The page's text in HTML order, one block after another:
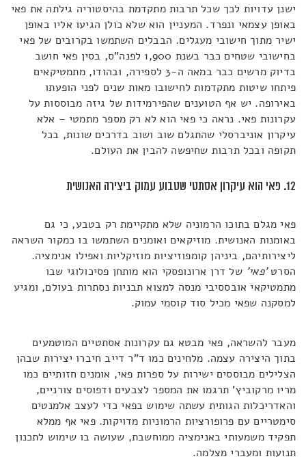
ישנן עדויות לכך שכל תרבות מתקדמת בהיסטוריה גילתה את פאי
באופן עצמאי ונפרד. המעניין הוא שלא כולן הגיעו אליו באופן
ישיר מתוך חישובי מעגלים. הבבלים השתמשו בקרובים של פאי
בחישובי שטחים כבר בשנת 1,900 לפנה"ס, בסין פאי חושב
בדיוק מרשים כבר במאה ה-3 לספירה, ובהודו, מתמטיקאים
פיתחו שיטות מתקדמות לחישובו מאות שנים לפני הופעתו
באירופה. יש אף הטוענים שהפירמידות של גיזה מבוססות על
עקרונות פאי. נראה כי פאי הוא לא רק מספר מתמטי – אלא
עיקרון אוניברסלי שהתגלם שוב ושוב בדרכים שונות, בכל
תקופה ובכל תרבות שחיפשה להבין את העולם.
12. פאי הוא עיקרון אסתטי שטבוע עמוק ביצירה האנושית
פאי מגלם בתוכו הרמוניה שלא מתקיימת רק בטבע, כי גם
באומנות האנושית. מוזיקאים ואומנים השתמשו בו כמקור השראה
ליצירותיהם, ביניהן קומפוזיציות מוזיקליות ואפילו אנימציה.
הסרט'פאי' של דרן ארונופסקי הוא מותחן פסיכולוגי שבו
מתמטיקאי אובססיבי מנסה למצוא תבניות נסתרות בעולם, ומגיע
למסקנה שפאי מכיל סוד קוסמי עמוק.
מעבר להשראה, פאי מבטא גם עקרונות אסתטיים המוטמעים
בתוך היצירה עצמה. מלחינים כמו ד"ר דייב חיברו יצירות שבהן
הצלילים מבוססים ישירות על ספרות פאי, אומנים חזותיים כמו
מריו מרקוביץ' תרגמו את המספר לצבעים ודפוסים צורניים,
והאדריכלות הגותית עשתה שימוש בפאי כדי לעצב אלמנטים
סימטריים עם פרופורציות הרמוניות מדויקות. פאי אף ממלא
תפקיד משמעותי באנימציה ממוחשבת, שעושה בו שימוש לתכנון
תנועות ומעברי מצלמה.